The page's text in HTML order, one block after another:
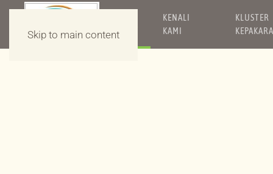
Skip to main content
KENALI
KAMI
KLUSTER